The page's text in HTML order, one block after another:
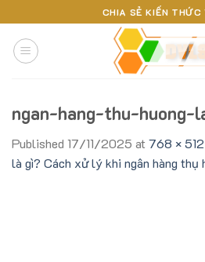
to
content
CHIA SẺ KIẾN THỨC
ngan-hang-thu-huong-
Published 17/11/2025 at 768 × 512
là gì? Cách xử lý khi ngân hàng thụ